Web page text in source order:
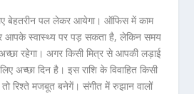
बेहतरीन पल लेकर आयेगा। ऑफिस में काम
आपके स्वास्थ्य पर पड़ सकता है, लेकिन समय
रहेगा। अगर किसी मित्र से आपकी लड़ाई
अच्छा दिन है। इस राशि के विवाहित किसी
रिश्ते मजबूत बनेगें। संगीत में रुझान वालों